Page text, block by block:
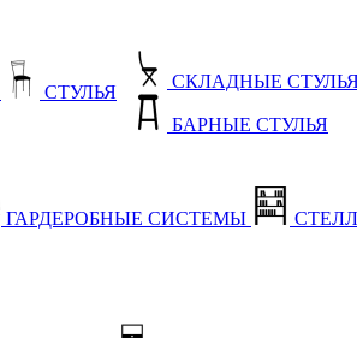
СТУЛЬЯ
СКЛАДНЫЕ
БАРНЫЕ СТУЛЬЯ
ГАРДЕРОБНЫЕ СИСТЕМЫ